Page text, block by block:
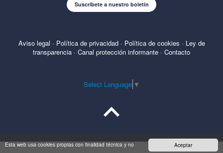
Aceptar
Esta web usa cookies propias con finalidad técnica y no
Suscríbete a nuestro boletín
Aviso legal · Política de privacidad· Política de cookies · Ley de
transparencia · Canal protección informante · Contacto
Select Language ▼